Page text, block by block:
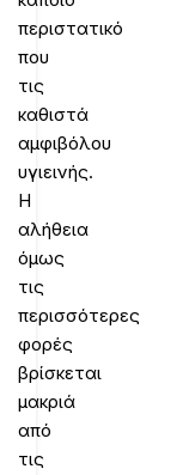
περιστατικό
που
τις
καθιστά
αμφιβόλου
υγιεινής.
Η
αλήθεια
όμως
τις
περισσότερες
φορές
βρίσκεται
μακριά
από
τις